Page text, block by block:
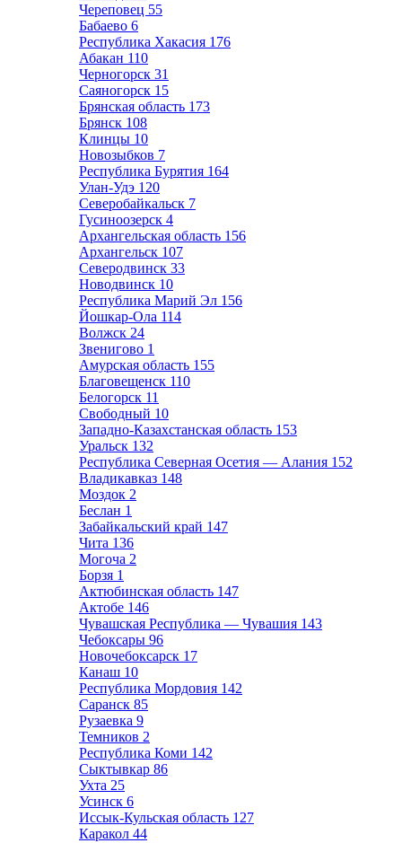
Череповец 55
Бабаево 6
Республика Хакасия 176
Абакан 110
Черногорск 31
Саяногорск 15
Брянская область 173
Брянск 108
Клинцы 10
Новозыбков 7
Республика Бурятия 164
Улан-Удэ 120
Северобайкальск 7
Гусиноозерск 4
Архангельская область 156
Архангельск 107
Северодвинск 33
Новодвинск 10
Республика Марий Эл 156
Йошкар-Ола 114
Волжск 24
Звенигово 1
Амурская область 155
Благовещенск 110
Белогорск 11
Свободный 10
Западно-Казахстанская область 153
Уральск 132
Республика Северная Осетия — Алания 152
Владикавказ 148
Моздок 2
Беслан 1
Забайкальский край 147
Чита 136
Могоча 2
Борзя 1
Актюбинская область 147
Актобе 146
Чувашская Республика — Чувашия 143
Чебоксары 96
Новочебоксарск 17
Канаш 10
Республика Мордовия 142
Саранск 85
Рузаевка 9
Темников 2
Республика Коми 142
Сыктывкар 86
Ухта 25
Усинск 6
Иссык-Кульская область 127
Каракол 44